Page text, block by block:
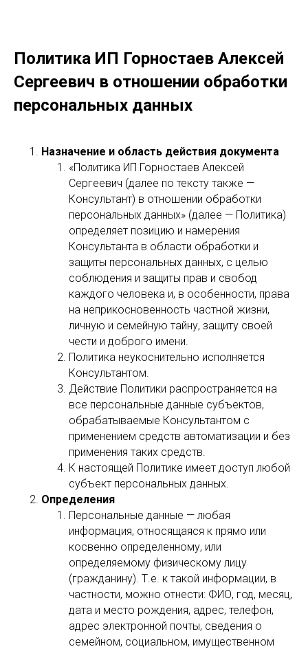
Политика ИП Горностаев Алексей
Сергеевич в отношении обработки
персональных данных
Назначение и область действия документа
«Политика ИП Горностаев Алексей
Сергеевич (далее по тексту также —
Консультант) в отношении обработки
персональных данных» (далее — Политика)
определяет позицию и намерения
Консультанта в области обработки и
защиты персональных данных, с целью
соблюдения и защиты прав и свобод
каждого человека и, в особенности, права
на неприкосновенность частной жизни,
личную и семейную тайну, защиту своей
чести и доброго имени.
Политика неукоснительно исполняется
Консультантом.
Действие Политики распространяется на
все персональные данные субъектов,
обрабатываемые Консультантом с
применением средств автоматизации и без
применения таких средств.
К настоящей Политике имеет доступ любой
субъект персональных данных.
Определения
Персональные данные — любая
информация, относящаяся к прямо или
косвенно определенному, или
определяемому физическому лицу
(гражданину). Т.е. к такой информации, в
частности, можно отнести: ФИО, год, месяц,
дата и место рождения, адрес, телефон,
адрес электронной почты, сведения о
семейном, социальном, имущественном